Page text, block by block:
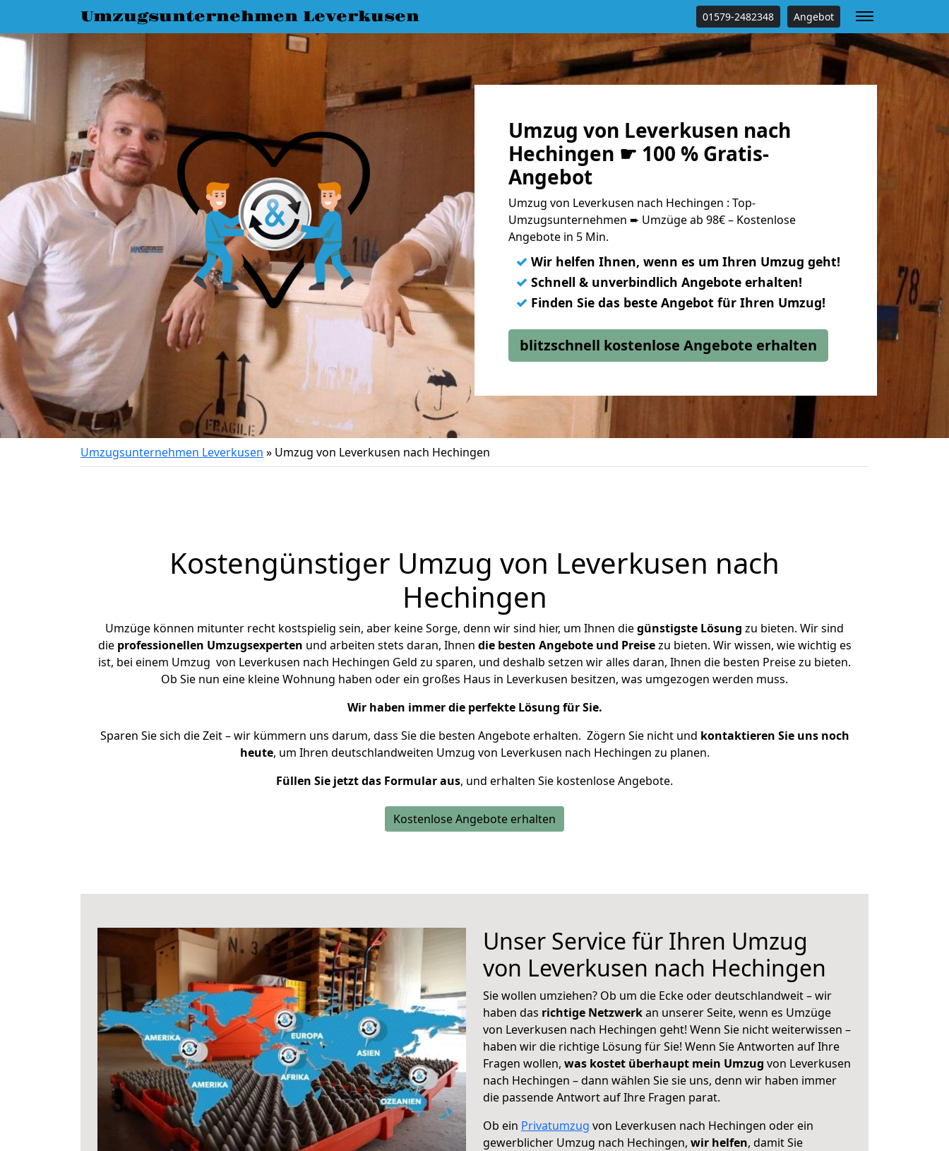
Umzugsunternehmen Leverkusen 01579-2482348 Angebot
Umzug von Leverkusen nach
Hechingen ☛ 100 % Gratis-
Angebot
Umzug von Leverkusen nach Hechingen : Top-
Umzugsunternehmen ➨ Umzüge ab 98€ – Kostenlose
Angebote in 5 Min.
✓ Wir helfen Ihnen, wenn es um Ihren Umzug geht!
✓ Schnell & unverbindlich Angebote erhalten!
✓ Finden Sie das beste Angebot für Ihren Umzug!
blitzschnell kostenlose Angebote erhalten
Umzugsunternehmen Leverkusen » Umzug von Leverkusen nach Hechingen
Kostengünstiger Umzug von Leverkusen nach
Hechingen
Umzüge können mitunter recht kostspielig sein, aber keine Sorge, denn wir sind hier, um Ihnen diegünstigste Lösung zu bieten. Wir sind
die professionellen Umzugsexperten und arbeiten stets daran, Ihnen die besten Angebote und Preisezu bieten. Wir wissen, wie wichtig es
ist, bei einem Umzug von Leverkusen nach Hechingen Geld zu sparen, und deshalb setzen wir alles daran, Ihnen die besten Preise zu bieten.
Ob Sie nun eine kleine Wohnung haben oder ein großes Haus in Leverkusen besitzen, was umgezogen werden muss.
Wir haben immer die perfekte Lösung für Sie.
Sparen Sie sich die Zeit – wir kümmern uns darum, dass Sie die besten Angebote erhalten. Zögern Sie nicht und kontaktieren Sie uns noch
heute, um Ihren deutschlandweiten Umzug von Leverkusen nach Hechingen zu planen.
Füllen Sie jetzt das Formular aus, und erhalten Sie kostenlose Angebote.
Kostenlose Angebote erhalten
Unser Service für Ihren Umzug
von Leverkusen nach Hechingen
Sie wollen umziehen? Ob um die Ecke oder deutschlandweit – wir
haben das richtige Netzwerkan unserer Seite, wenn es Umzüge
von Leverkusen nach Hechingen geht! Wenn Sie nicht weiterwissen –
haben wir die richtige Lösung für Sie! Wenn Sie Antworten auf Ihre
Fragen wollen, was kostet überhaupt mein Umzug von Leverkusen
nach Hechingen – dann wählen Sie sie uns, denn wir haben immer
die passende Antwort auf Ihre Fragen parat.
Ob ein Privatumzug von Leverkusen nach Hechingen oder ein
gewerblicher Umzug nach Hechingen, wir helfen, damit Sie